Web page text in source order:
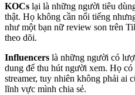
KOCs lại là những người tiêu
thật. Họ không cần nổi tiếng
như một bạn nữ review son trên
theo dõi.
Influencers là những người có
dung để thu hút người xem. Họ
streamer, tuy nhiên không phải ai
lĩnh vực mình chia sẻ.